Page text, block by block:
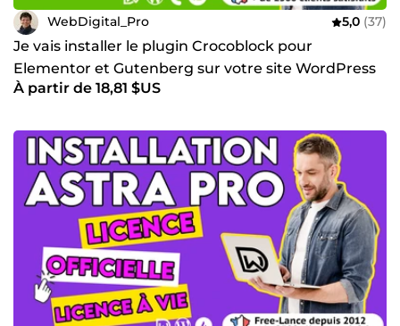
WebDigital_Pro 5,0 (37)
Je vais installer le plugin Crocoblock pour
Elementor et Gutenberg sur votre site WordPress
À partir de 18,81 $US